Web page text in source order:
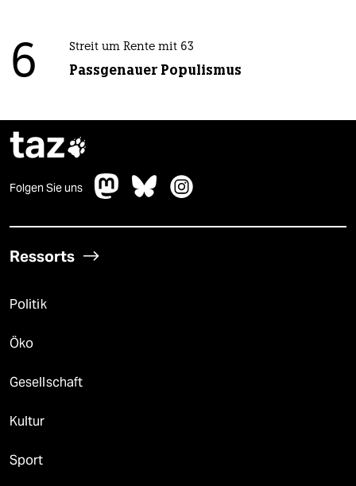
6 Streit um Rente mit 63
Passgenauer Populismus
taz
Folgen Sie uns
Ressorts
Politik
Öko
Gesellschaft
Kultur
Sport